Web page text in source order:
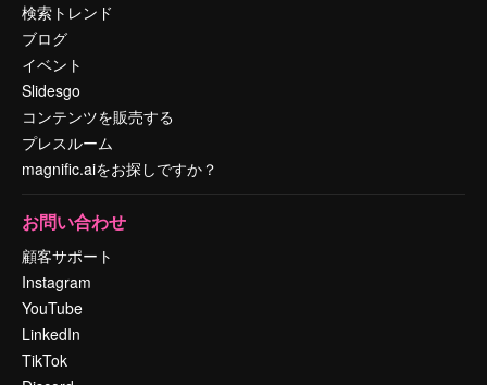
検索トレンド
ブログ
イベント
Slidesgo
コンテンツを販売する
プレスルーム
magnific.aiをお探しですか？
お問い合わせ
顧客サポート
Instagram
YouTube
LinkedIn
TikTok